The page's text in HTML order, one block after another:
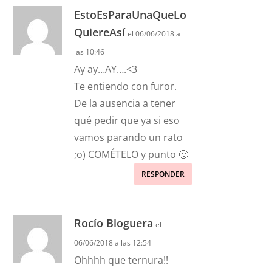
EstoEsParaUnaQueLo
QuiereAsí el 06/06/2018 a
las 10:46
Ay ay…AY….<3
Te entiendo con furor.
De la ausencia a tener
qué pedir que ya si eso
vamos parando un rato
;o) COMÉTELO y punto 🙂
RESPONDER
Rocío Bloguera el
06/06/2018 a las 12:54
Ohhhh que ternura!!